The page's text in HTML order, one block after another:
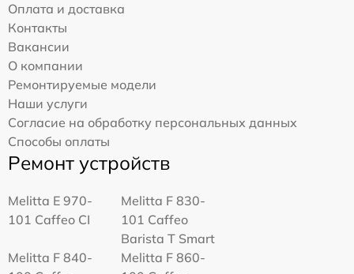
Оплата и доставка
Контакты
Вакансии
О компании
Ремонтируемые модели
Наши услуги
Согласие на обработку персональных данных
Способы оплаты
Ремонт устройств
Melitta Е 970-
101 Caffeo CI
Melitta F 830-
101 Caffeo
Barista T Smart
Melitta F 840-
Melitta F 860-